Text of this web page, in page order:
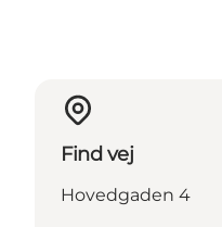
Find vej
Hovedgaden 4